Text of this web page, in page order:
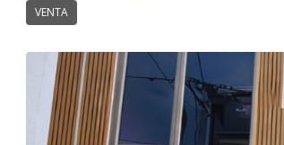
VENTA